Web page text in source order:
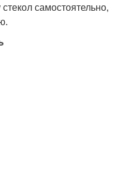
самостоятельно,
.